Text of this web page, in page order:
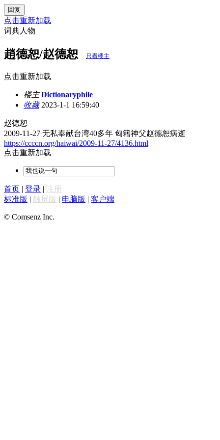
回复
点击重新加载
词典人物
趙德恕/赵德恕 只看楼主
点击重新加载
楼主 Dictionaryphile
收藏2023-1-1 16:59:40
赵德恕
2009-11-27 无私奉献台湾40多年 匈籍神父赵德恕病逝
https://ccccn.org/haiwai/2009-11-27/4136.html
点击重新加载
首页 | 登录 | 注册
标准版 | 触屏版 | 电脑版 | 客户端
© Comsenz Inc.